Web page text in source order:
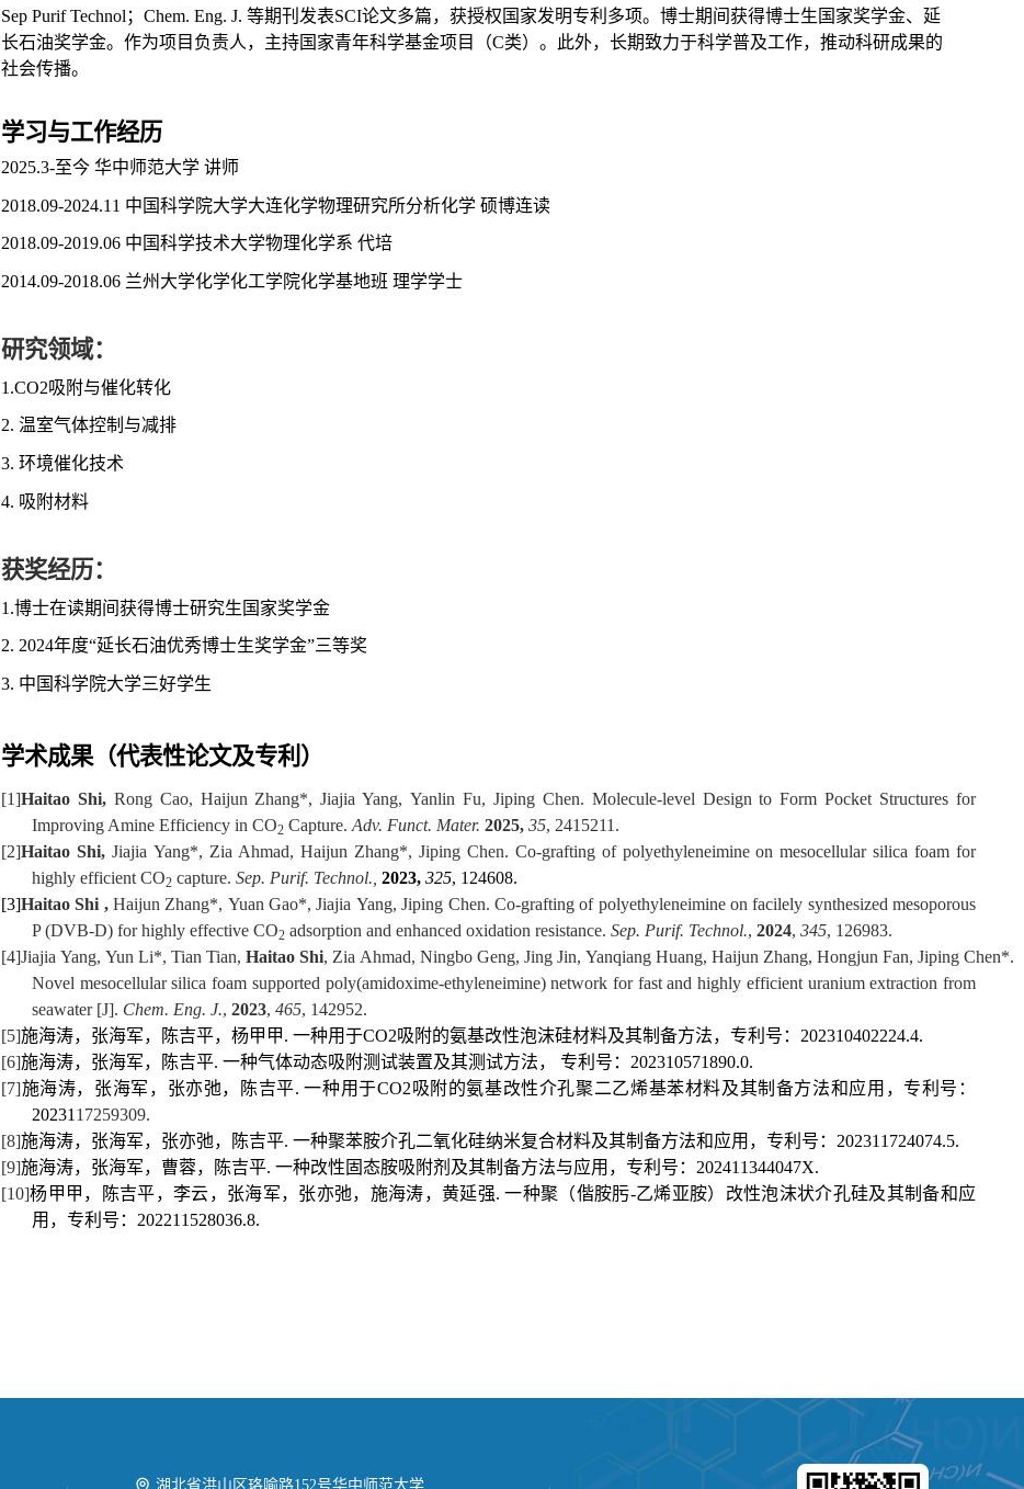
Sep Purif Technol；Chem. Eng. J. 等期刊发表SCI论文多篇，获授权国家发明专利多项。博士期间获得博士生国家奖学金、延
长石油奖学金。作为项目负责人，主持国家青年科学基金项目（C类）。此外，长期致力于科学普及工作，推动科研成果的
社会传播。
学习与工作经历
2025.3-至今 华中师范大学 讲师
2018.09-2024.11 中国科学院大学大连化学物理研究所分析化学 硕博连读
2018.09-2019.06 中国科学技术大学物理化学系 代培
2014.09-2018.06 兰州大学化学化工学院化学基地班 理学学士
研究领域：
1.CO2吸附与催化转化
2. 温室气体控制与减排
3. 环境催化技术
4. 吸附材料
获奖经历：
1.博士在读期间获得博士研究生国家奖学金
2. 2024年度“延长石油优秀博士生奖学金”三等奖
3. 中国科学院大学三好学生
学术成果（代表性论文及专利 ）
[1]Haitao Shi, Rong Cao, Haijun Zhang*, Jiajia Yang, Yanlin Fu, Jiping Chen. Molecule-level Design to Form Pocket Structures for
Improving Amine Efficiency in CO2 Capture. Adv. Funct. Mater. 2025, 35, 2415211.
[2]Haitao Shi,Jiajia Yang*, Zia Ahmad,Haijun Zhang*, Jiping Chen. Co-grafting of polyethyleneimine on mesocellular silica foam for
highly efficient CO2 capture. Sep. Purif. Technol., 2023, 325, 124608.
[3]Haitao Shi ,Haijun Zhang*, Yuan Gao*, Jiajia Yang,Jiping Chen. Co-grafting of polyethyleneimine on facilely synthesized mesoporous
P (DVB-D) for highly effective CO2 adsorption and enhanced oxidation resistance. Sep. Purif. Technol., 2024, 345, 126983.
[4]Jiajia Yang, Yun Li*, Tian Tian, Haitao Shi, Zia Ahmad, Ningbo Geng, Jing Jin, Yanqiang Huang, Haijun Zhang, Hongjun Fan, Jiping Chen*.
Novel mesocellular silica foam supported poly(amidoxime-ethyleneimine) network for fast and highly efficient uranium extraction from
seawater [J]. Chem. Eng. J., 2023, 465, 142952.
[5]施海涛，张海军，陈吉平，杨甲甲. 一种用于CO2吸附的氨基改性泡沫硅材料及其制备方法，专利号：202310402224.4.
[6]施海涛，张海军，陈吉平. 一种气体动态吸附测试装置及其测试方法， 专利号：202310571890.0.
[7]施海涛，张海军，张亦弛，陈吉平. 一种用于CO2吸附的氨基改性介孔聚二乙烯基苯材料及其制备方法和应用，专利号：
20231 17259309.
[8]施海涛，张海军，张亦弛，陈吉平. 一种聚苯胺介孔二氧化硅纳米复合材料及其制备方法和应用，专利号：202311724074.5.
[9]施海涛，张海军，曹蓉，陈吉平. 一种改性固态胺吸附剂及其制备方法与应用，专利号：202411344047X.
[10]杨甲甲，陈吉平，李云，张海军，张亦弛，施海涛，黄延强. 一种聚（偕胺肟-乙烯亚胺）改性泡沫状介孔硅及其制备和应
用，专利号：202211528036.8.
湖北省洪山区珞喻路152号华中师范大学